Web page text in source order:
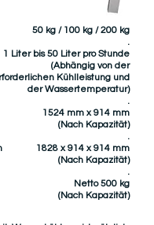
50 kg / 100 kg / 200 kg
.
1 Liter bis 50 Liter pro Stunde
(Abhängig von der
Kühlleistung und
der Wassertemperatur)
.
1524 mm x 914 mm
(Nach Kapazität)
.
1828 x 914 x 914 mm
(Nach Kapazität)
.
Netto 500 kg
(Nach Kapazität)